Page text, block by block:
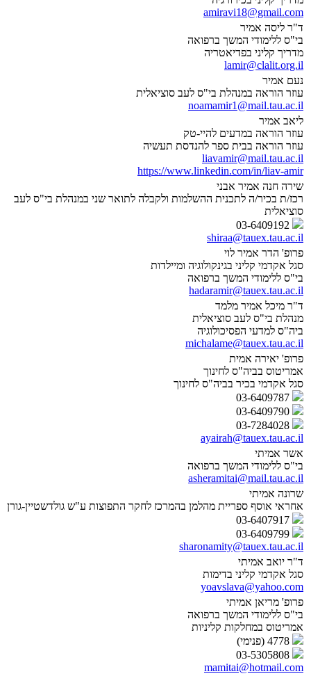
amiravi18@gmail.com
ד"ר ליסה אמיר
בי"ס ללימודי המשך ברפואה
מדריך קליני בפדיאטריה
lamir@clalit.org.il
נעם אמיר
עוזר הוראה במנהלת בי"ס לעב סוציאלית
noamamir1@mail.tau.ac.il
ליאב אמיר
עוזר הוראה במדעים להיי-טק
עוזר הוראה בבית ספר להנדסת תעשיה
liavamir@mail.tau.ac.il
https://www.linkedin.com/in/liav-amir
שירה חנה אמיר אבני
רכז/ת בכיר/ה לתכנית ההשלמות ולקבלה לתואר שני במנהלת בי"ס לעב
סוציאלית
shiraa@tauex.tau.ac.il
פרופ' הדר אמיר לוי
סגל אקדמי קליני בגינקולוגיה ומיילדות
בי"ס ללימודי המשך ברפואה
hadaramir@tauex.tau.ac.il
ד"ר מיכל אמיר מלמד
מנהלת בי"ס לעב סוציאלית
ביה"ס למדעי הפסיכולוגיה
michalame@tauex.tau.ac.il
פרופ' יאירה אמית
אמריטוס בביה"ס לחינוך
סגל אקדמי בכיר בביה"ס לחינוך
ayairah@tauex.tau.ac.il
אשר אמיתי
בי"ס ללימודי המשך ברפואה
asheramitai@mail.tau.ac.il
שרונה אמיתי
אחראי אוסף ספריית מהלמן בהמרכז לחקר התפוצות ע"ש גולדשטיין-גורן
sharonamity@tauex.tau.ac.il
ד"ר יואב אמיתי
סגל אקדמי קליני בדימות
yoavslava@yahoo.com
פרופ' מריאן אמיתי
בי"ס ללימודי המשך ברפואה
אמריטוס במחלקות קליניות
mamitai@hotmail.com